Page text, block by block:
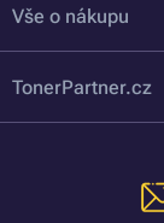
Vše o nákupu
TonerPartner.cz